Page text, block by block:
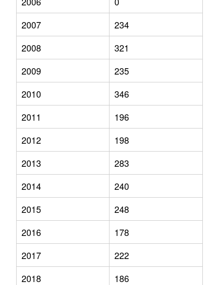
2007
234
2008
321
2009
235
2010
346
2011
196
2012
198
2013
283
2014
240
2015
248
2016
178
2017
222
2018
186